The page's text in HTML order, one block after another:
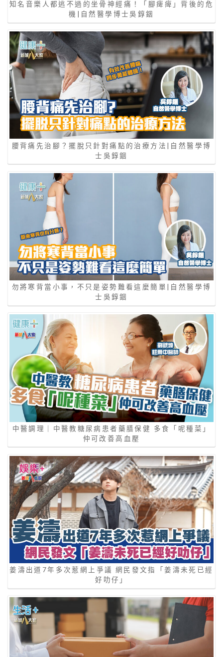
知名音樂人都逃不過的坐骨神經痛！「腳痺痺」背後的危
機|自然醫學博士吳錞銦
腰背痛先治腳？擺脫只針對痛點的治療方法|自然醫學博
士吳錞銦
勿將寒背當小事，不只是姿勢難看這麼簡單|自然醫學博
士吳錞銦
中醫調理｜中醫教糖尿病患者藥膳保健 多食「呢種菜」
仲可改善高血壓
姜濤出道7年多次惹網上爭議 網民發文指「姜濤未死已經
好叻仔」